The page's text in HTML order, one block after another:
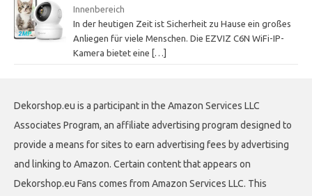
Innenbereich
In der heutigen Zeit ist Sicherheit zu Hause ein großes
Anliegen für viele Menschen. Die EZVIZ C6N WiFi-IP-
Kamera bietet eine
[…]
Dekorshop.eu is a participant in the Amazon Services LLC
Associates Program, an affiliate advertising program designed to
provide a means for sites to earn advertising fees by advertising
and linking to Amazon. Certain content that appears on
Dekorshop.eu Fans comes from Amazon Services LLC. This